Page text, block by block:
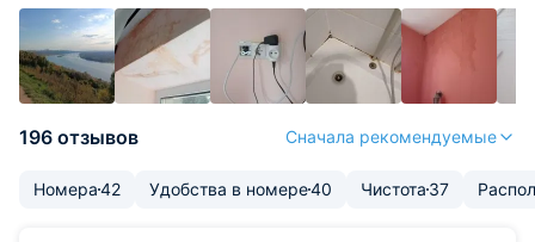
196 отзывов Сначала рекомендуемые
Номера42 Удобства в номере40 Чистота 37